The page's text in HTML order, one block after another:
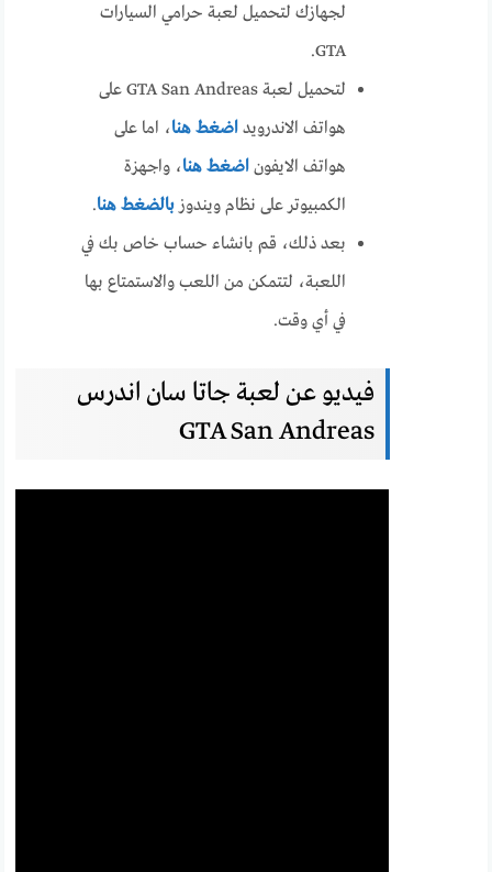
لجهازك لتحميل لعبة حرامي السيارات
GTA.
لتحميل لعبة GTA San Andreas على
هواتف الاندرويداضغط هنا، اما على
هواتف الايفوناضغط هنا، واجهزة
الكمبيوتر على نظام ويندوزبالضغط هنا.
بعد ذلك، قم بانشاء حساب خاص بك في
اللعبة، لتتمكن من اللعب والاستمتاع بها
في أي وقت.
فيديو عن لعبة جاتا سان اندرس
GTA San Andreas